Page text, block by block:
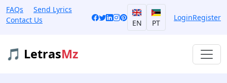
FAQs
Send Lyrics
Contact Us
EN PT
LoginRegister
🎵 LetrasMz